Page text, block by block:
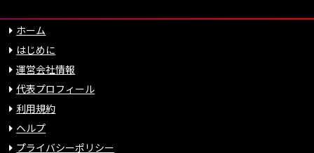
ホーム
はじめに
運営会社情報
代表プロフィール
利用規約
ヘルプ
プライバシーポリシー